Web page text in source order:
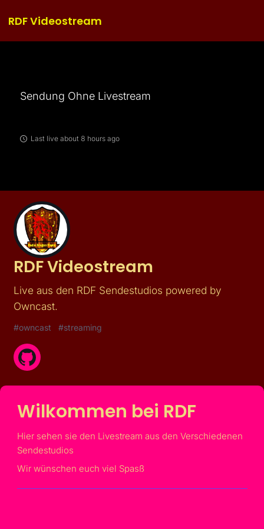
RDF Videostream
Sendung Ohne Livestream
Last live about 8 hours ago
RDF Videostream
Live aus den RDF Sendestudios powered by
Owncast.
#owncast #streaming
Wilkommen bei RDF
Hier sehen sie den Livestream aus den Verschiedenen
Sendestudios
Wir wünschen euch viel Spasß